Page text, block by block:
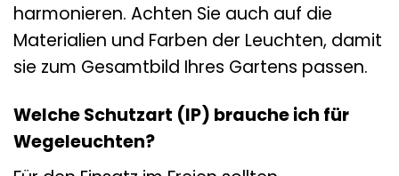
harmonieren. Achten Sie auch auf die
Materialien und Farben der Leuchten, damit
sie zum Gesamtbild Ihres Gartens passen.
Welche Schutzart (IP) brauche ich für
Wegeleuchten?